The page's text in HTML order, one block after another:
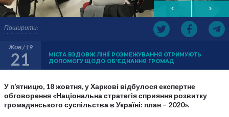
Поширити:
Жов / 19
21
МІСТА ВЗДОВЖ ЛІНІЇ РОЗМЕЖУВАННЯ ОТРИМУЮТЬ
ДОПОМОГУ ЩОДО ОБ’ЄДНАННЯ ГРОМАД
У п’ятницю, 18 жовтня, у Харкові відбулося експертне
обговорення «Національна стратегія сприяння розвитку
громадянського суспільства в Україні: план – 2020».